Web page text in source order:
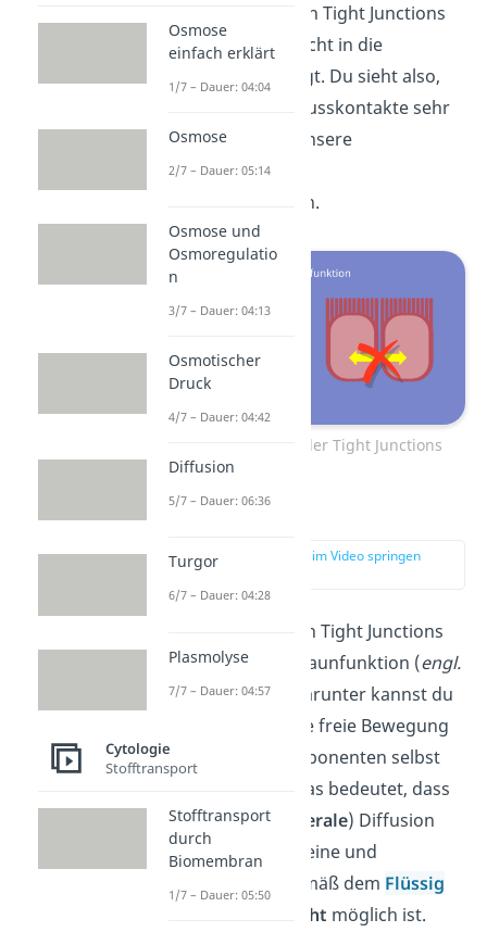
Blasenwand sorgen Tight Junctions
dafür, dass Urin nicht in die
Bauchhöhle gelangt. Du sieht also,
dass diese Verschlusskontakte sehr
wichtig sind, um unsere
Körperfunktionen
aufrechtzuerhalten.
Barrierefunktion der Tight Junctions
Zaunfunktion
zur Stelle im Video springen
Außerdem besitzen Tight Junctions
eine sogenannte Zaunfunktion (engl.
fence function
). Darunter kannst du
verstehen, dass die freie Bewegung
der Membrankomponenten selbst
verhindert wird. Das bedeutet, dass
eine seitliche (=
laterale) Diffusion
der Membranproteine und
Phospholipide
gemäß dem Flüssig
nicht möglich ist.
Osmose
einfach erklärt
1/7 – Dauer: 04:04
Osmose
2/7 – Dauer: 05:14
Osmose und
Osmoregulatio
n
3/7 – Dauer: 04:13
Osmotischer
Druck
4/7 – Dauer: 04:42
Diffusion
5/7 – Dauer: 06:36
Turgor
6/7 – Dauer: 04:28
Plasmolyse
7/7 – Dauer: 04:57
Cytologie
Stofftransport
Stofftransport
durch
Biomembran
1/7 – Dauer: 05:50